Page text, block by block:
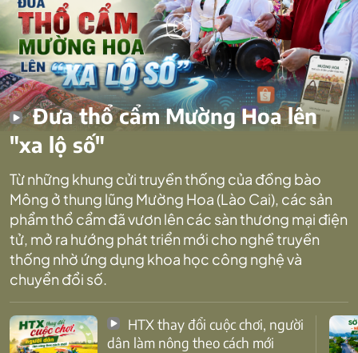
Đưa thổ cẩm Mường Hoa lên
"xa lộ số"
Từ những khung cửi truyền thống của đồng bào
Mông ở thung lũng Mường Hoa (Lào Cai), các sản
phẩm thổ cẩm đã vươn lên các sàn thương mại điện
tử, mở ra hướng phát triển mới cho nghề truyền
thống nhờ ứng dụng khoa học công nghệ và
chuyển đổi số.
dân làm nông theo cách mới